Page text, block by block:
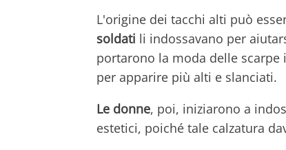
L'origine dei tacchi alti può
soldati li indossavano per
portarono la moda delle scarpe
per apparire più alti e slanciati.
Le donne, poi, iniziarono a
estetici, poiché tale calzatura